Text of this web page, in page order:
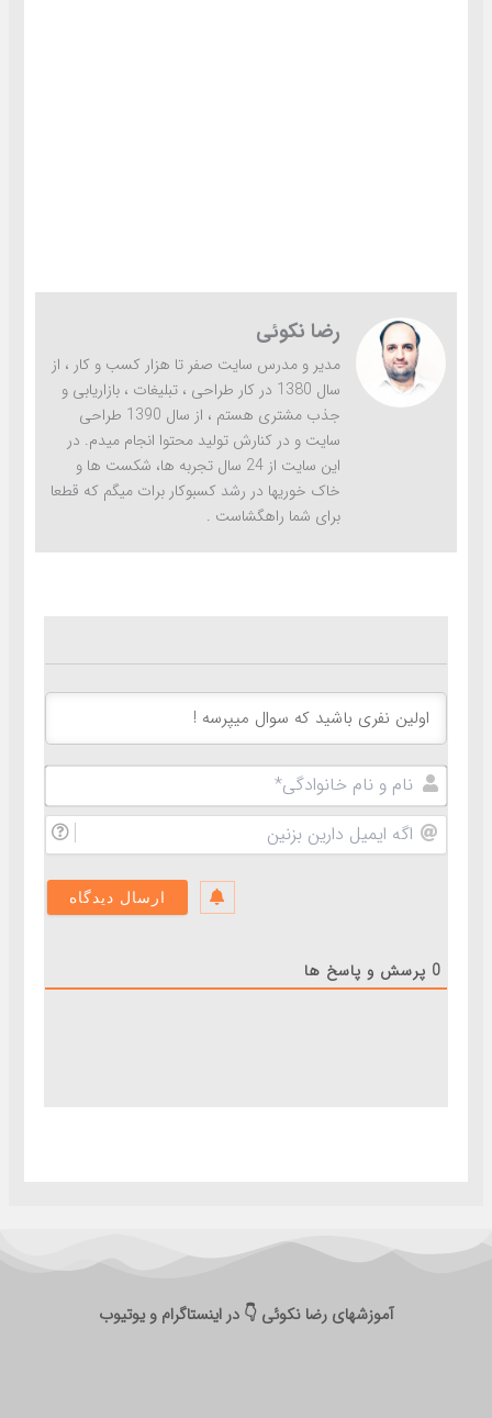
رضا نکوئی
مدیر و مدرس سایت صفر تا هزار کسب و کار ، از
سال 1380 در کار طراحی ، تبلیغات ، بازاریابی و
جذب مشتری هستم ، از سال 1390 طراحی
سایت و در کنارش تولید محتوا انجام میدم. در
این سایت از 24 سال تجربه ها، شکست ها و
خاک خوریها در رشد کسبوکار برات میگم که قطعا
برای شما راهگشاست .
و
ناماگه
ایمیل
0 پرسش و پاسخ ها
آموزشهای رضا نکوئی 👇 در اینستاگرام و یوتیوب